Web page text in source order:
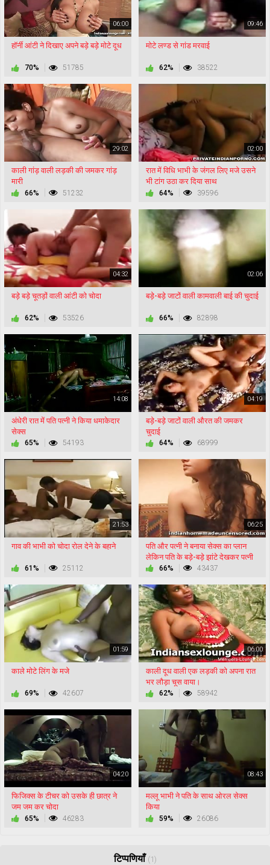
06:00
हॉर्नी आंटी ने दिखाए अपने बड़े बड़े मोटे दूध
70% 51785
09:46
मोटे लण्ड से गांड मरवाई
62% 38522
29:02
काली गांड़ वाली लड़की की जमकर गांड़
मारी
66% 51232
02:00
रात में विधि भाभी के जंगल लिए मजे उसने
भी टांग उठा कर दिया साथ
64% 39596
04:32
बड़े बड़े चूतड़ों वाली आंटी को चोदा
62% 53526
02:06
बड़े-बड़े जाटों वाली कामवाली बाई की चुदाई
66% 82898
14:08
अंधेरी रात में पति पत्नी ने किया धमाकेदार
सेक्स
65% 54193
04:19
बड़े-बड़े जाटों वाली औरत की जमकर
चुदाई
64% 68999
21:53
गाव की भाभी को चोदा रोल देने के बहाने
61% 25112
06:25
पति और पत्नी ने बनाया सेक्स का प्लान
लेकिन पति के बड़े-बड़े झांटे देखकर पत्नी
डर गई66% 43437
01:59
काले मोटे लिंग के मजे
69% 42607
06:00
काली दूध वाली एक लड़की को अपना रात
भर लौड़ा चूस वाया।
62% 58942
04:20
फिजिक्स के टीचर को उसके ही छात्र ने
जम जम कर चोदा
65% 46283
08:43
मल्लू भाभी ने पति के साथ ओरल सेक्स
किया
59% 26086
टिप्पणियाँ (1)